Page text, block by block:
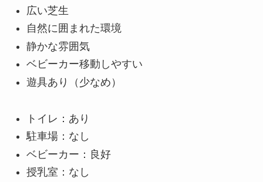
広い芝生
自然に囲まれた環境
静かな雰囲気
ベビーカー移動しやすい
遊具あり（少なめ）
トイレ：あり
駐車場：なし
ベビーカー：良好
授乳室：なし